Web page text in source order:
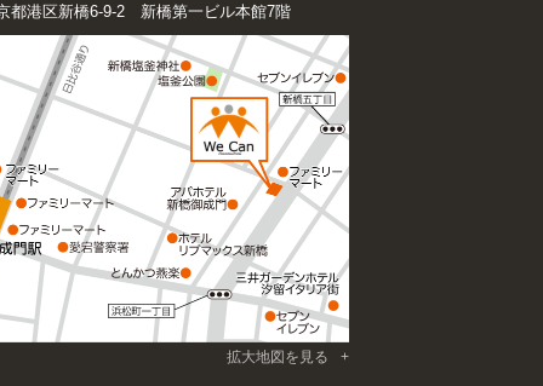
都港区新橋6-9-2 新橋第一ビル本館7階
拡大地図を見る